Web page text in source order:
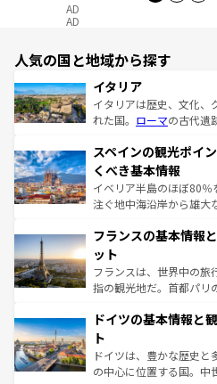
AD
AD
人気の国と地域から探す
イタリア
イタリアは歴史、文化、
れた国。 ローマの古代遺
ろん、トスカーナの美し
景など、自然景観も見逃
ピザやパスタなど、絶品
できる。朝目覚めてから
なお、新着のイタリア情
しい。
スペインの観光ポイ
くべき基本情報
イベリア半島のほぼ80
注ぐ地中海沿岸から雄大
文化が根付くこの国では
れる闘牛、そして美味し
る。首都マドリードの洗
アートに溢れた街角から
せる。地方によって風土
ンテンツ一覧 を参照して
フランスの基本情報
ット
フランスは、世界中の旅
指の観光地だ。首都パリ
で、幅広い魅力が詰まっ
聖堂、美しいビーチ、そ
から魅了する。また、フ
れ、フランス料理はユネ
ドイツの基本情報と
ト
ドイツは、豊かな歴史
の中心に位置する国。中